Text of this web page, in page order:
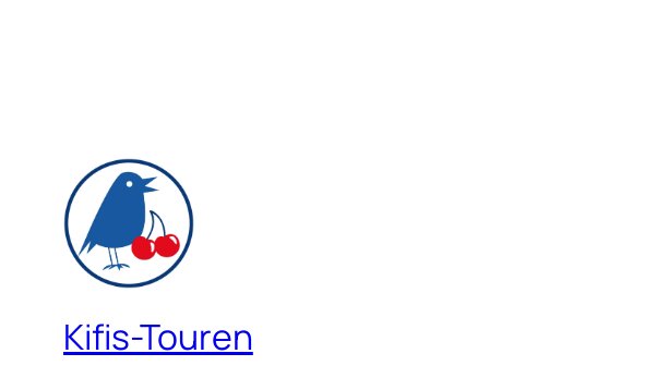
Kifis-Touren